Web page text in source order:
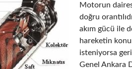
Motorun
doğru
akım gücü ile
hareketin
isteniyorsa geri
Genel Ankara